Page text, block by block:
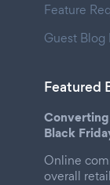
Feature
Guest Blog
Featured
Black
Online
overall